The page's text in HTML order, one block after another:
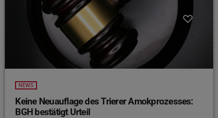
NEWS
Keine Neuauflage des Trierer Amokprozesses:
BGH bestätigt Urteil